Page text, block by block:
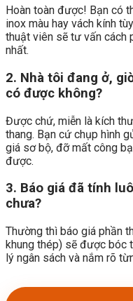
Hoàn toàn được! Bạn có
inox màu hay vách kính
thuật viên sẽ tư vấn cách
nhất.
2. Nhà tôi đang ở,
có được không?
Được chứ, miễn là kích
thang. Bạn cứ chụp hình
giá sơ bộ, đỡ mất công
được.
3. Báo giá đã tính
chưa?
Thường thì báo giá phần
khung thép) sẽ được bóc
lý ngân sách và nắm rõ